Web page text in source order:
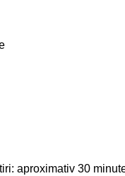
aproximativ 30